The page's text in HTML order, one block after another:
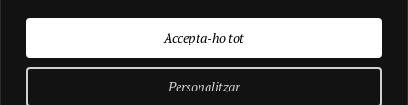
Personalitzar
Accepta-ho tot
© 2026 Pioneres.